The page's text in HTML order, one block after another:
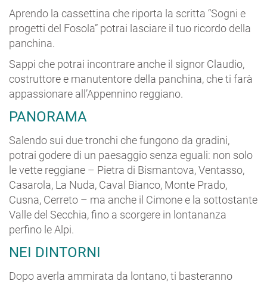
Aprendo la cassettina che riporta la scritta “Sogni e
progetti del Fosola” potrai lasciare il tuo ricordo della
panchina.
Sappi che potrai incontrare anche il signor Claudio,
costruttore e manutentore della panchina, che ti farà
appassionare all’Appennino reggiano.
PANORAMA
Salendo sui due tronchi che fungono da gradini,
potrai godere di un paesaggio senza eguali: non solo
le vette reggiane – Pietra di Bismantova, Ventasso,
Casarola, La Nuda, Caval Bianco, Monte Prado,
Cusna, Cerreto – ma anche il Cimone e la sottostante
Valle del Secchia, fino a scorgere in lontananza
perfino le Alpi.
NEI DINTORNI
Dopo averla ammirata da lontano, ti basteranno